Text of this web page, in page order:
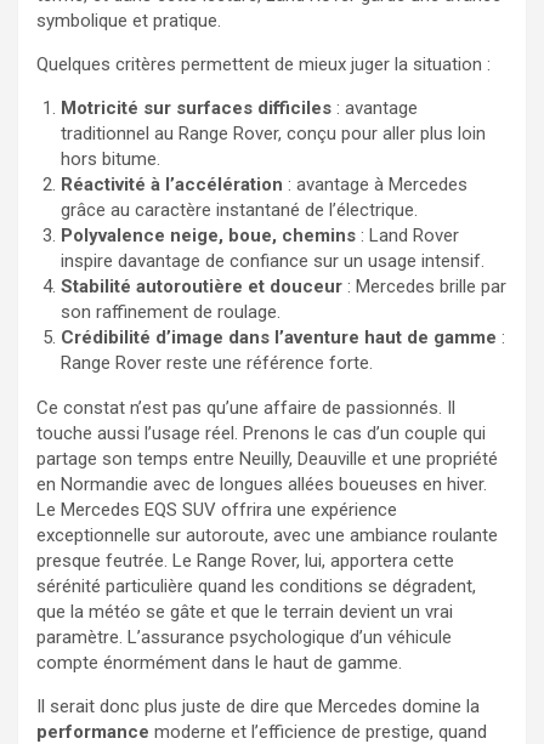
symbolique et pratique.
Quelques critères permettent de mieux juger la situation :
Motricité sur surfaces difficiles : avantage
traditionnel au Range Rover, conçu pour aller plus loin
hors bitume.
Réactivité à l’accélération : avantage à Mercedes
grâce au caractère instantané de l’électrique.
Polyvalence neige, boue, chemins : Land Rover
inspire davantage de confiance sur un usage intensif.
Stabilité autoroutière et douceur : Mercedes brille par
son raffinement de roulage.
Crédibilité d’image dans l’aventure haut de gamme :
Range Rover reste une référence forte.
Ce constat n’est pas qu’une affaire de passionnés. Il
touche aussi l’usage réel. Prenons le cas d’un couple qui
partage son temps entre Neuilly, Deauville et une propriété
en Normandie avec de longues allées boueuses en hiver.
Le Mercedes EQS SUV offrira une expérience
exceptionnelle sur autoroute, avec une ambiance roulante
presque feutrée. Le Range Rover, lui, apportera cette
sérénité particulière quand les conditions se dégradent,
que la météo se gâte et que le terrain devient un vrai
paramètre. L’assurance psychologique d’un véhicule
compte énormément dans le haut de gamme.
Il serait donc plus juste de dire que Mercedes domine la
performance moderne et l’efficience de prestige, quand